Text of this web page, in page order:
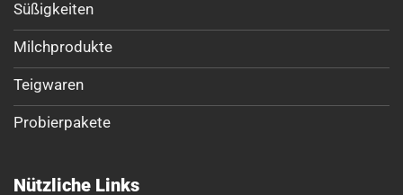
Süßigkeiten
Milchprodukte
Teigwaren
Probierpakete
Nützliche Links